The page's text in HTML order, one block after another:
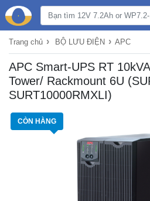
Trang chủ › BỘ LƯU ĐIỆN › APC
APC Smart-UPS RT
Tower/ Rackmount 6U
SURT10000RMXLI)
CÒN HÀNG